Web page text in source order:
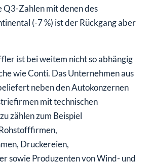
Q3-Zahlen mit denen des
(-7 %) ist der Rückgang aber
ist bei weitem nicht so abhängig
wie Conti. Das Unternehmen aus
neben den Autokonzernen
mit technischen
zählen zum Beispiel
Druckereien,
sowie Produzenten von Wind- und